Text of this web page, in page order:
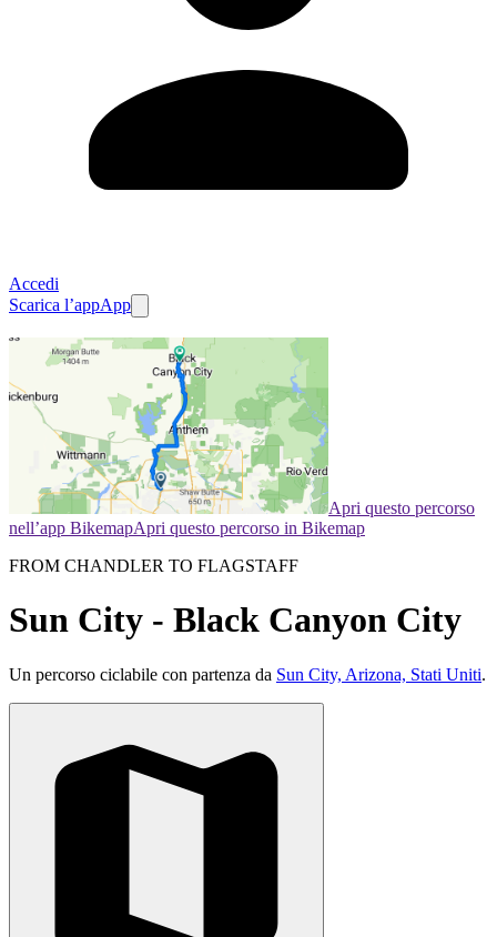
Accedi
Scarica l’appApp
Apri questo percorso
nell’app BikemapApri questo percorso in Bikemap
FROM CHANDLER TO FLAGSTAFF
Sun City - Black Canyon City
Un percorso ciclabile con partenza da Sun City, Arizona, Stati Uniti.